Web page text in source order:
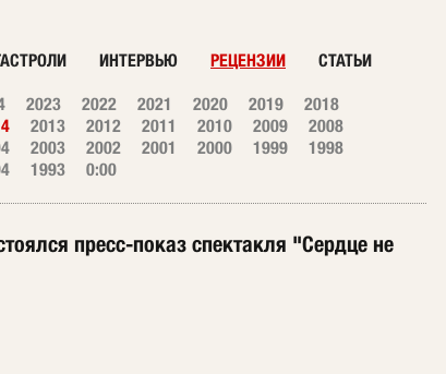
ИНТЕРВЬЮ РЕЦЕНЗИИ СТАТЬИ
2023 2022 2021 2020 2019
2018
2013 2012 2011 2010 2009
2008
2003 2002 2001 2000 1999
1998
1993 0:00
пресс-показ спектакля "Сердце не